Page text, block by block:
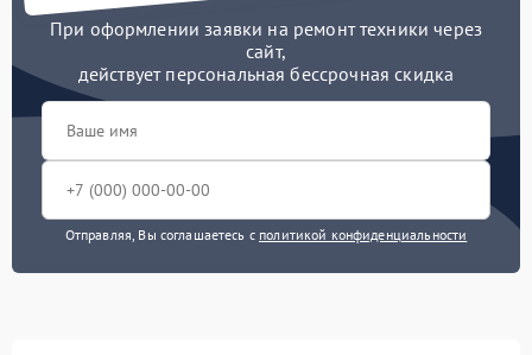
При оформлении заявки на ремонт техники через
сайт,
действует персональная бессрочная скидка
Отправляя, Вы соглашаетесь с политикой конфиденциальности